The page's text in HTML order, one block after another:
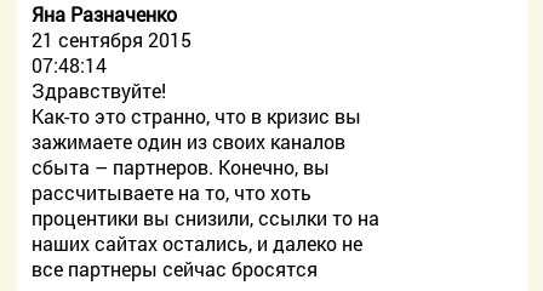
Яна Разначенко
21 сентября 2015
07:48:14
Здравствуйте!
Как-то это странно, что в кризис вы
зажимаете один из своих каналов
сбыта – партнеров. Конечно, вы
рассчитываете на то, что хоть
процентики вы снизили, ссылки то на
наших сайтах остались, и далеко не
все партнеры сейчас бросятся